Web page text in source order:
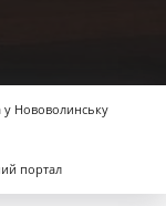
у Нововолинську
портал